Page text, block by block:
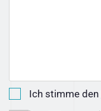
Ich stimme den